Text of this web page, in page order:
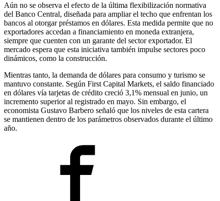
Aún no se observa el efecto de la última flexibilización normativa
del Banco Central, diseñada para ampliar el techo que enfrentan los
bancos al otorgar préstamos en dólares. Esta medida permite que no
exportadores accedan a financiamiento en moneda extranjera,
siempre que cuenten con un garante del sector exportador. El
mercado espera que esta iniciativa también impulse sectores poco
dinámicos, como la construcción.
Mientras tanto, la demanda de dólares para consumo y turismo se
mantuvo constante. Según First Capital Markets, el saldo financiado
en dólares vía tarjetas de crédito creció 3,1% mensual en junio, un
incremento superior al registrado en mayo. Sin embargo, el
economista Gustavo Barbero señaló que los niveles de esta cartera
se mantienen dentro de los parámetros observados durante el último
año.